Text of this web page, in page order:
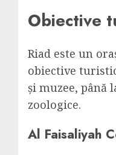
Obiective
Riad este un
obiective
și muzee, până
zoologice.
Al Faisaliyah